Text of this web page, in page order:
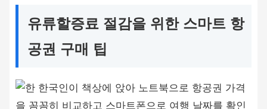
유류할증료 절감을 위한 스마트 항
공권 구매 팁